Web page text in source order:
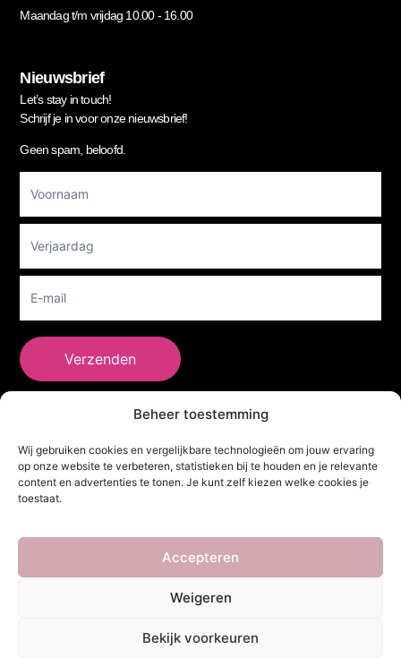
Beheer toestemming
Wij gebruiken cookies en vergelijkbare technologieën om jouw ervaring
op onze website te verbeteren, statistieken bij te houden en je relevante
content en advertenties te tonen. Je kunt zelf kiezen welke cookies je
toestaat.
Accepteren
Weigeren
Bekijk voorkeuren
Maandag t/m vrijdag 10.00 - 16.00
Nieuwsbrief
Let’s stay in touch!
Schrijf je in voor onze nieuwsbrief!
Geen spam, beloofd.
Newsletter
Verzenden
Adres
. Alle rechten voorbehouden. Powered by
Webdesigner &YHDS